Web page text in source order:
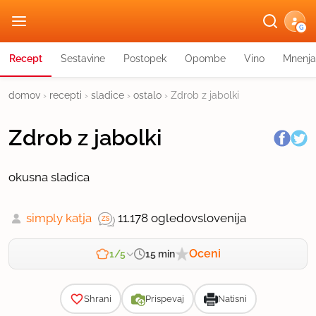
G
Recept Sestavine Postopek Opombe Vino Mnenja
domov › recepti › sladice › ostalo › Zdrob z jabolki
Zdrob z jabolki
okusna sladica
simply katja 11.178 ogledovslovenija
1/5 15 min Oceni
Shrani Prispevaj Natisni